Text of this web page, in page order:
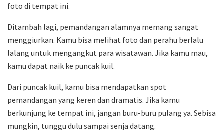
foto di tempat ini.
Ditambah lagi, pemandangan alamnya memang sangat
menggiurkan. Kamu bisa melihat foto dan perahu berlalu
lalang untuk mengangkut para wisatawan. Jika kamu mau,
kamu dapat naik ke puncak kuil.
Dari puncak kuil, kamu bisa mendapatkan spot
pemandangan yang keren dan dramatis. Jika kamu
berkunjung ke tempat ini, jangan buru-buru pulang ya. Sebisa
mungkin, tunggu dulu sampai senja datang.